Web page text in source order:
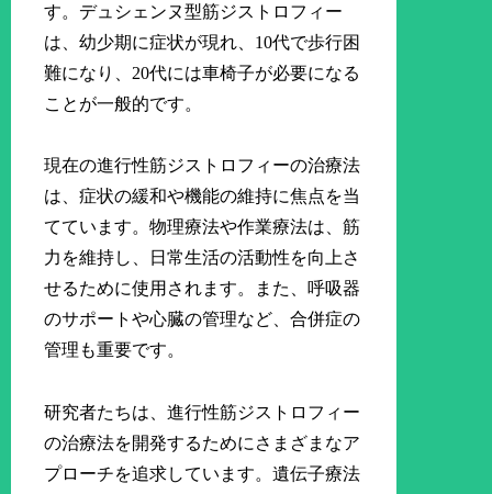
す。デュシェンヌ型筋ジストロフィー
は、幼少期に症状が現れ、10代で歩行困
難になり、20代には車椅子が必要になる
ことが一般的です。
現在の進行性筋ジストロフィーの治療法
は、症状の緩和や機能の維持に焦点を当
てています。物理療法や作業療法は、筋
力を維持し、日常生活の活動性を向上さ
せるために使用されます。また、呼吸器
のサポートや心臓の管理など、合併症の
管理も重要です。
研究者たちは、進行性筋ジストロフィー
の治療法を開発するためにさまざまなア
プローチを追求しています。遺伝子療法